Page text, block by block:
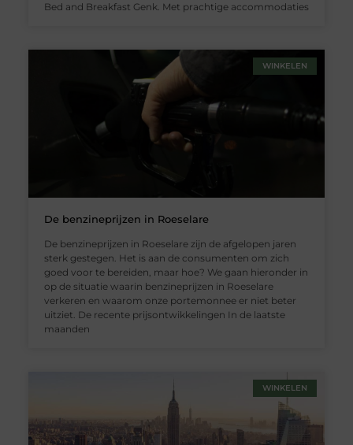
Bed and Breakfast Genk. Met prachtige accommodaties
WINKELEN
De benzineprijzen in Roeselare
De benzineprijzen in Roeselare zijn de afgelopen jaren
sterk gestegen. Het is aan de consumenten om zich
goed voor te bereiden, maar hoe? We gaan hieronder in
op de situatie waarin benzineprijzen in Roeselare
verkeren en waarom onze portemonnee er niet beter
uitziet. De recente prijsontwikkelingen In de laatste
maanden
WINKELEN